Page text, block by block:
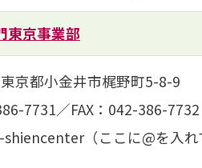
東京事業部
京都小金井市梶野町5-8-9
7731／FAX：042-386-7732
（ここに@を入